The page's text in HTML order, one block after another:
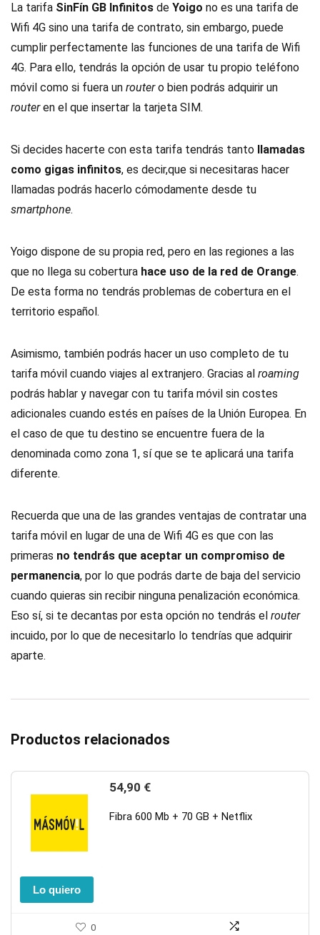
La tarifa SinFín GB Infinitos de Yoigo no es una tarifa de
Wifi 4G sino una tarifa de contrato, sin embargo, puede
cumplir perfectamente las funciones de una tarifa de Wifi
4G. Para ello, tendrás la opción de usar tu propio teléfono
móvil como si fuera un routero bien podrás adquirir un
routeren el que insertar la tarjeta SIM.
Si decides hacerte con esta tarifa tendrás tanto llamadas
como gigas infinitos, es decir,que si necesitaras hacer
llamadas podrás hacerlo cómodamente desde tu
smartphone.
Yoigo dispone de su propia red, pero en las regiones a las
que no llega su cobertura hace uso de la red de Orange.
De esta forma no tendrás problemas de cobertura en el
territorio español.
Asimismo, también podrás hacer un uso completo de tu
tarifa móvil cuando viajes al extranjero. Gracias al roaming
podrás hablar y navegar con tu tarifa móvil sin costes
adicionales cuando estés en países de la Unión Europea. En
el caso de que tu destino se encuentre fuera de la
denominada como zona 1, sí que se te aplicará una tarifa
diferente.
Recuerda que una de las grandes ventajas de contratar una
tarifa móvil en lugar de una de Wifi 4G es que con las
primeras no tendrás que aceptar un compromiso de
permanencia, por lo que podrás darte de baja del servicio
cuando quieras sin recibir ninguna penalización económica.
Eso sí, si te decantas por esta opción no tendrás el router
incuido, por lo que de necesitarlo lo tendrías que adquirir
aparte.
Productos relacionados
54,90 €
Fibra 600 Mb + 70 GB + Netflix
0
Lo quiero